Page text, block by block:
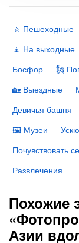
🚶 Пешеходные
🧘 На выходные
Босфор
🗽
🏡 Выездные
Девичья башня
🖼 Музеи
Почувствовать
Развлечения
Похожие
Азии